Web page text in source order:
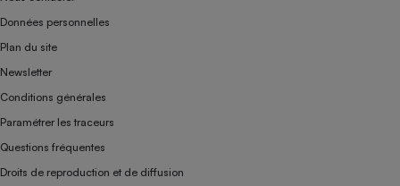
Données personnelles
Plan du site
Newsletter
Conditions générales
Paramétrer les traceurs
Questions fréquentes
Droits de reproduction et de diffusion